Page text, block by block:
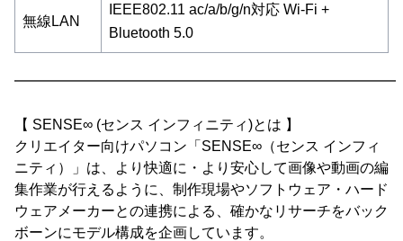
無線LAN
IEEE802.11 ac/a/b/g/n対応 Wi-Fi +
Bluetooth 5.0
【 SENSE∞ (センス インフィニティ)とは 】
クリエイター向けパソコン「SENSE∞（センス インフィ
ニティ）」は、より快適に・より安心して画像や動画の編
集作業が行えるように、制作現場やソフトウェア・ハード
ウェアメーカーとの連携による、確かなリサーチをバック
ボーンにモデル構成を企画しています。